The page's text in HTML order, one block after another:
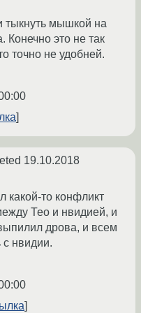
тыкнуть мышкой на
Конечно это не так
точно не удобней.
19.10.2018
какой-то конфликт
Тео и нвидией, и
дрова, и всем
с нвидии.